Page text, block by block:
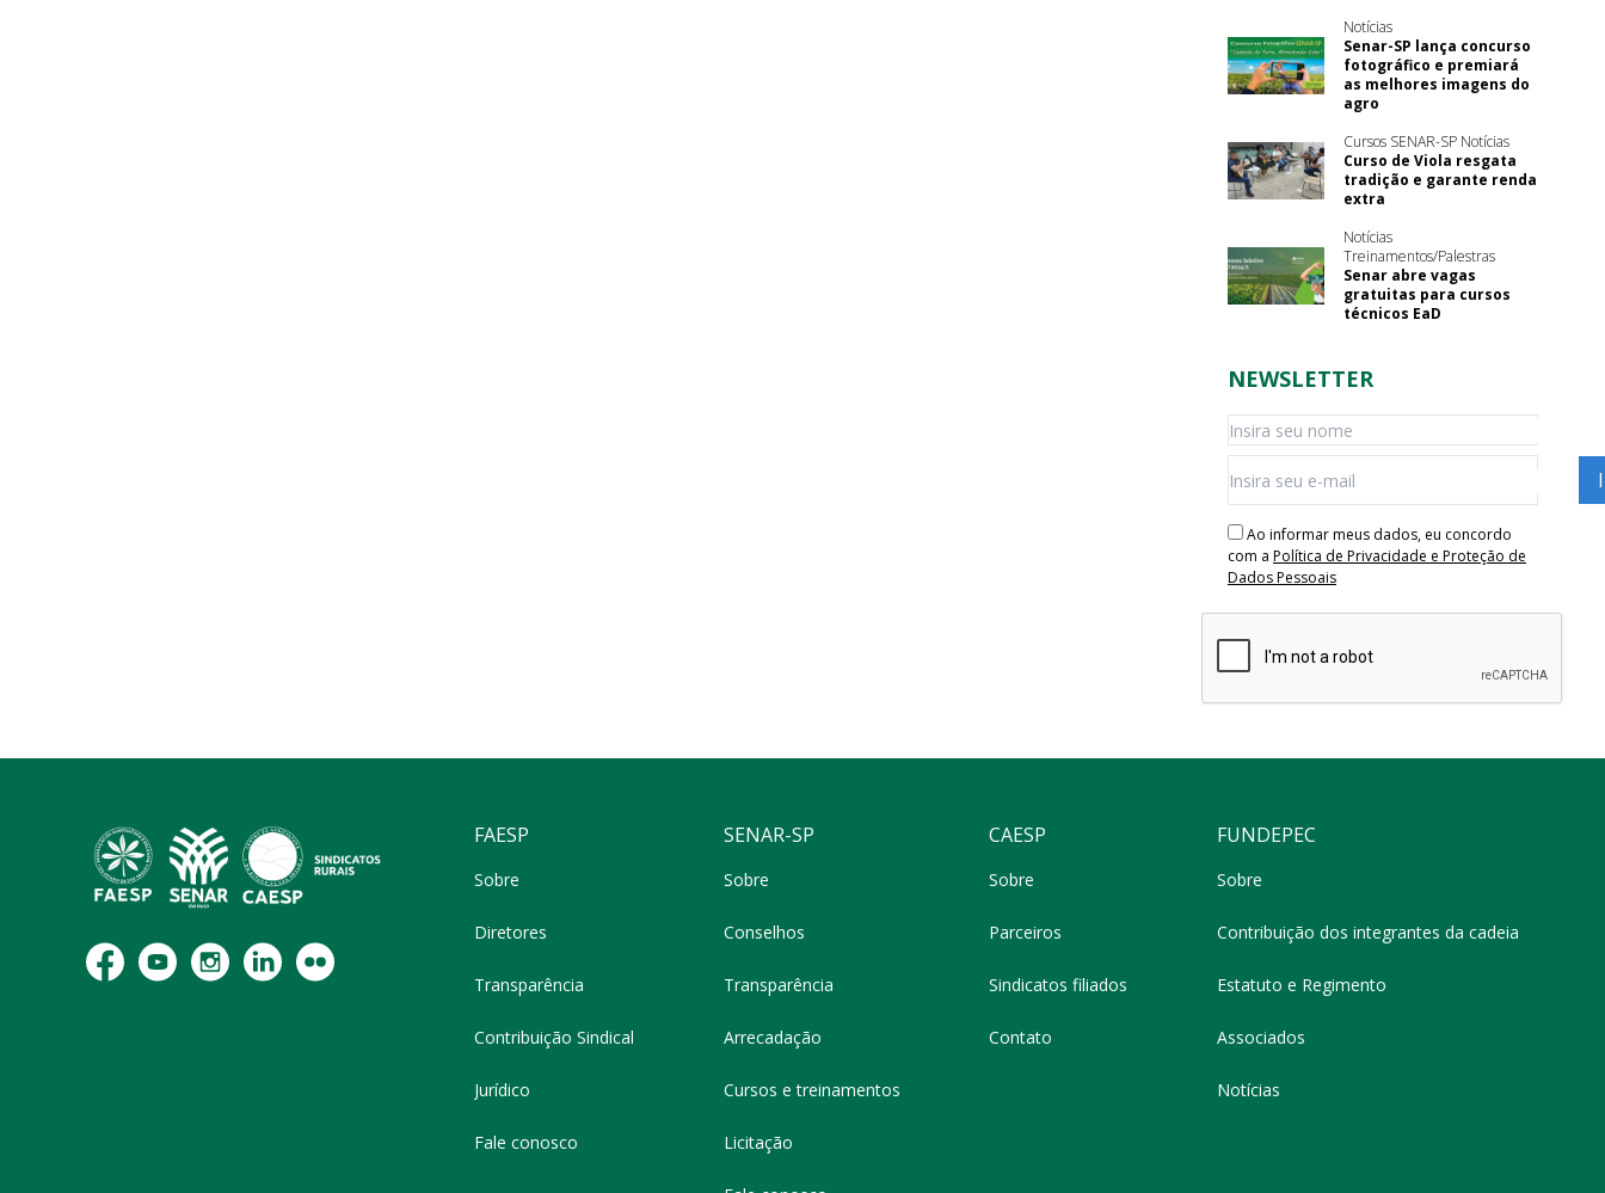
Notícias
Senar-SP lança concurso
fotográfico e premiará
as melhores imagens do
agro
Cursos SENAR-SP Notícias
Curso de Viola resgata
tradição e garante renda
extra
Notícias
Treinamentos/Palestras
Senar abre vagas
gratuitas para cursos
técnicos EaD
NEWSLETTER
Ao informar meus dados, eu concordo
com a Política de Privacidade e Proteção de
Dados Pessoais
FAESP
Sobre
Diretores
Transparência
Contribuição Sindical
Jurídico
Fale conosco
SENAR-SP
Sobre
Conselhos
Transparência
Arrecadação
Cursos e treinamentos
Licitação
CAESP
Sobre
Parceiros
Sindicatos filiados
Contato
FUNDEPEC
Sobre
Contribuição dos integrantes da cadeia
Estatuto e Regimento
Associados
Notícias